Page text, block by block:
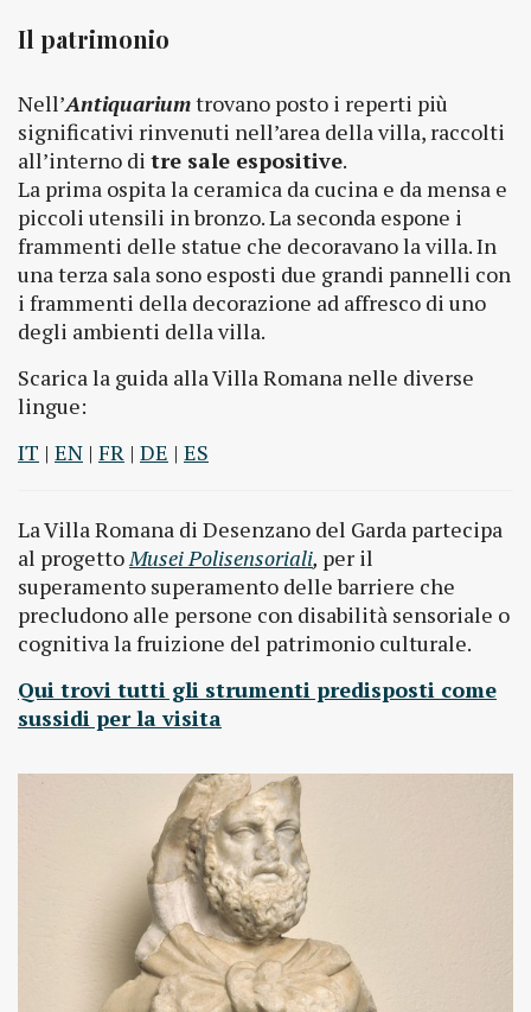
Il patrimonio
Nell’Antiquariumtrovano posto i reperti più
significativi rinvenuti nell’area della villa, raccolti
all’interno di tre sale espositive.
La prima ospita la ceramica da cucina e da mensa e
piccoli utensili in bronzo. La seconda espone i
frammenti delle statue che decoravano la villa. In
una terza sala sono esposti due grandi pannelli con
i frammenti della decorazione ad affresco di uno
degli ambienti della villa.
Scarica la guida alla Villa Romana nelle diverse
lingue:
IT | EN | FR | DE | ES
La Villa Romana di Desenzano del Garda partecipa
al progettoMusei Polisensoriali, per il
superamento superamento delle barriere che
precludono alle persone con disabilità sensoriale o
cognitiva la fruizione del patrimonio culturale.
Qui trovi tutti gli strumenti predisposti come
sussidi per la visita